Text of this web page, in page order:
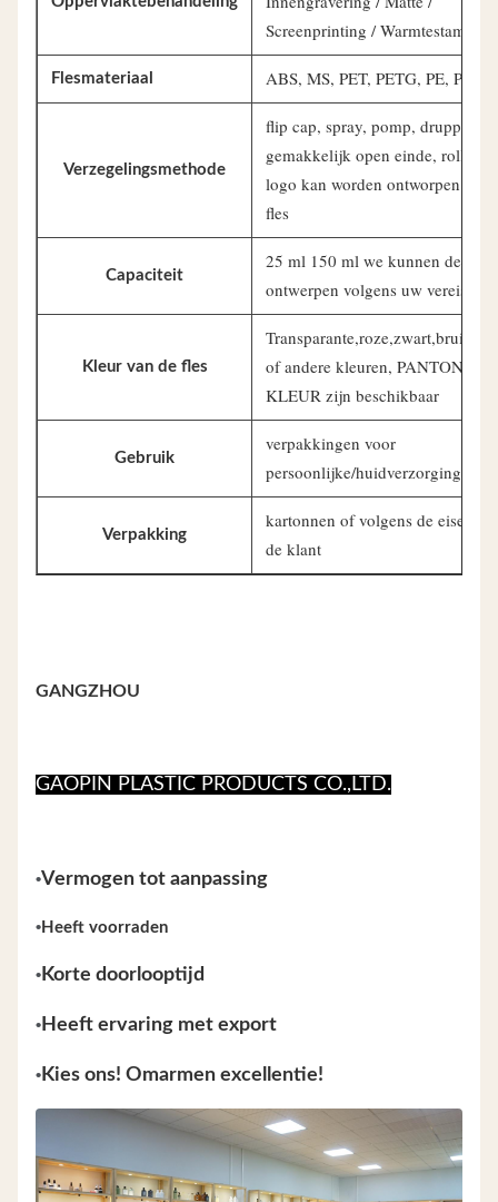
Screenprinting / Warmtestampen
Flesmateriaal ABS, MS, PET, PETG, PE, PP
Verzegelingsmethode
flip cap, spray, pomp, druppel,
gemakkelijk open einde, roll op,
logo kan worden ontworpen op
fles
Capaciteit
25 ml 150 ml we kunnen de
ontwerpen volgens uw vereisten
Kleur van de fles
of andere kleuren, PANTONE-
KLEUR zijn beschikbaar
Gebruik
verpakkingen voor
persoonlijke/huidverzorging
Verpakking
kartonnen of volgens de eisen
de klant
GANGZHOU
GAOPIN PLASTIC PRODUCTS CO.,LTD.
•Vermogen tot aanpassing
• Heeft voorraden
•Korte doorlooptijd
•Heeft ervaring met export
•Kies ons! Omarmen excellentie!